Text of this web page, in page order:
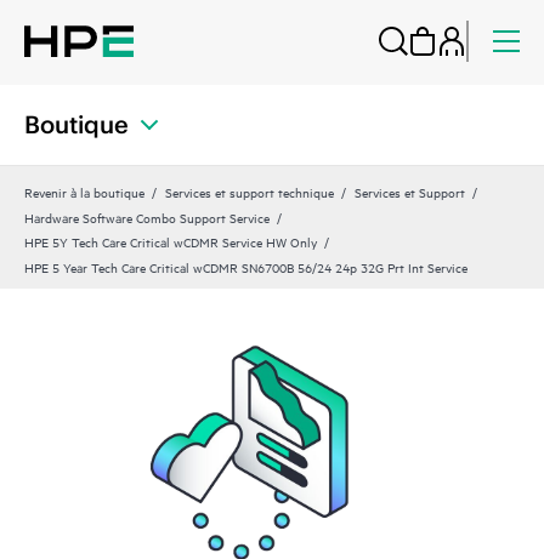
Boutique
Revenir à la boutique Services et support technique
Services et Support
Hardware Software Combo Support Service
HPE 5Y Tech Care Critical wCDMR Service HW Only
HPE 5 Year Tech Care Critical wCDMR SN6700B 56/24 24p 32G Prt Int Service